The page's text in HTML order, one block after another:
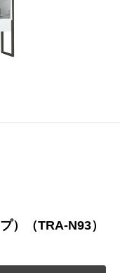
）（TRA-N93）